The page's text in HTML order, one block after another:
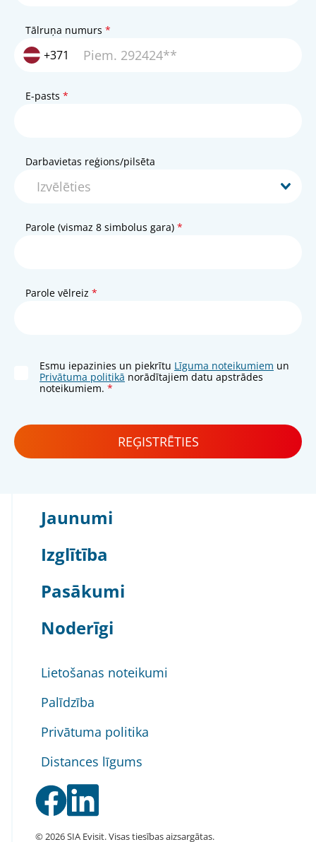
Tālruņa numurs
+371
E-pasts
Darbavietas reģions/pilsēta
Parole (vismaz 8 simbolus gara)
Parole vēlreiz
Esmu iepazinies un piekrītu Līguma noteikumiem un
Privātuma politikā norādītajiem datu apstrādes
noteikumiem.
REĢISTRĒTIES
Jaunumi
Izglītība
Pasākumi
Noderīgi
Lietošanas noteikumi
Palīdzība
Privātuma politika
Distances līgums
© 2026 SIA Evisit. Visas tiesības aizsargātas.